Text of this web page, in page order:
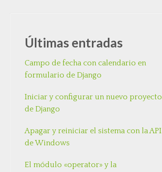
Últimas entradas
Campo de fecha con calendario en
formulario de Django
Iniciar y configurar un nuevo proyecto
de Django
Apagar y reiniciar el sistema con la API
de Windows
El módulo «operator» y la